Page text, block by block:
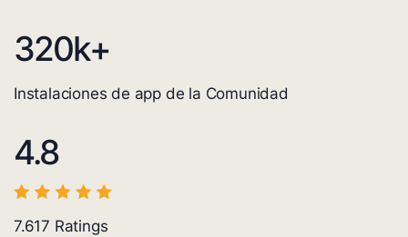
320k+
Instalaciones de app de la Comunidad
4.8
7.617 Ratings